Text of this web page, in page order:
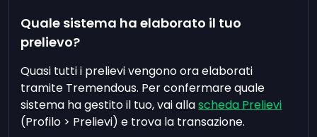
Quale sistema ha elaborato il tuo
prelievo?
Quasi tutti i prelievi vengono ora elaborati
tramite Tremendous. Per confermare quale
sistema ha gestito il tuo, vai allascheda Prelievi
(Profilo > Prelievi) e trova la transazione.